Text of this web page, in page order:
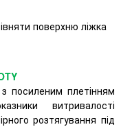
поверхню ліжка
посиленим плетінням
витривалості
розтягування під